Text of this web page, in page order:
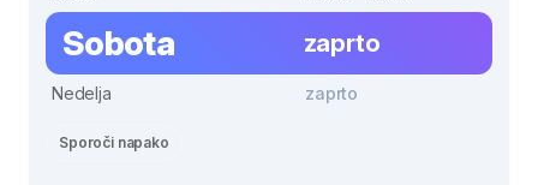
Sobota zaprto
Nedelja zaprto
Sporoči napako